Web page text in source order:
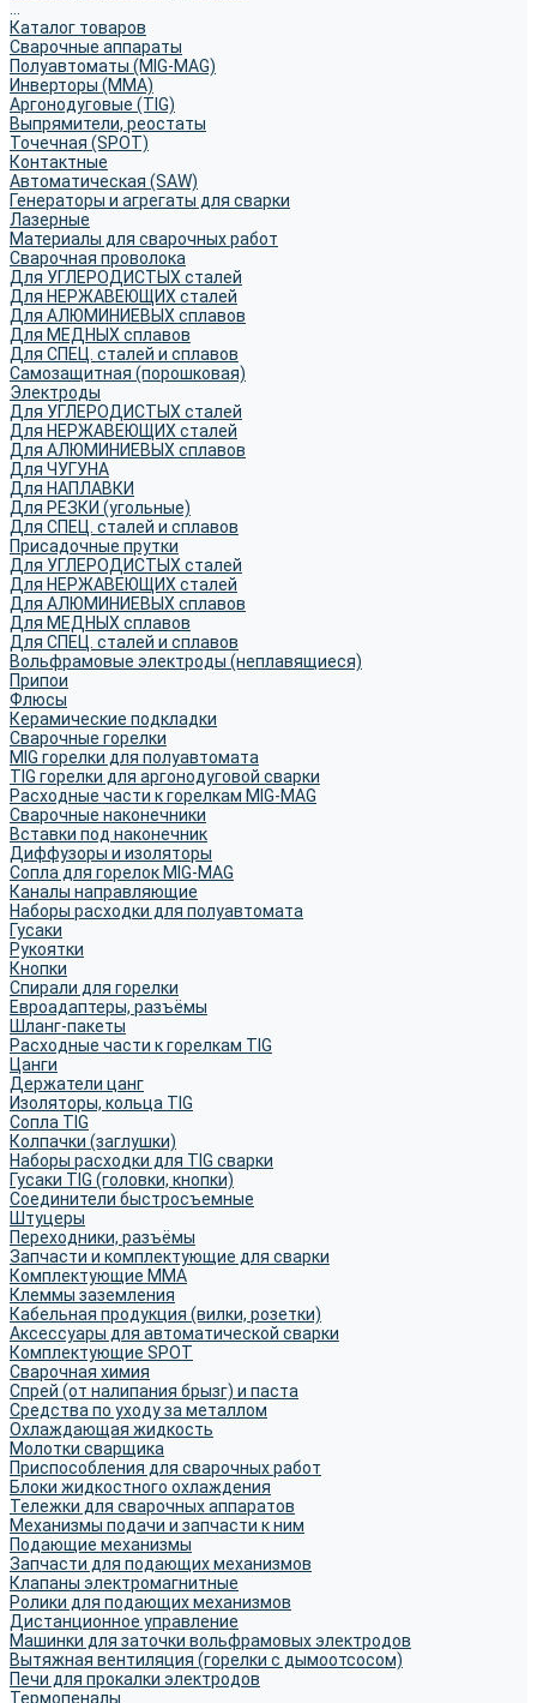
Каталог товаров
Сварочные аппараты
Полуавтоматы (MIG-MAG)
Инверторы (MMA)
Аргонодуговые (TIG)
Выпрямители, реостаты
Точечная (SPOT)
Контактные
Автоматическая (SAW)
Генераторы и агрегаты для сварки
Лазерные
Материалы для сварочных работ
Сварочная проволока
Для УГЛЕРОДИСТЫХ сталей
Для НЕРЖАВЕЮЩИХ сталей
Для АЛЮМИНИЕВЫХ сплавов
Для МЕДНЫХ сплавов
Для СПЕЦ. сталей и сплавов
Самозащитная (порошковая)
Электроды
Для УГЛЕРОДИСТЫХ сталей
Для НЕРЖАВЕЮЩИХ сталей
Для АЛЮМИНИЕВЫХ сплавов
Для ЧУГУНА
Для НАПЛАВКИ
Для РЕЗКИ (угольные)
Для СПЕЦ. сталей и сплавов
Присадочные прутки
Для УГЛЕРОДИСТЫХ сталей
Для НЕРЖАВЕЮЩИХ сталей
Для АЛЮМИНИЕВЫХ сплавов
Для МЕДНЫХ сплавов
Для СПЕЦ. сталей и сплавов
Вольфрамовые электроды (неплавящиеся)
Припои
Флюсы
Керамические подкладки
Сварочные горелки
MIG горелки для полуавтомата
TIG горелки для аргонодуговой сварки
Расходные части к горелкам MIG-MAG
Сварочные наконечники
Вставки под наконечник
Диффузоры и изоляторы
Сопла для горелок MIG-MAG
Каналы направляющие
Наборы расходки для полуавтомата
Гусаки
Рукоятки
Кнопки
Спирали для горелки
Евроадаптеры, разъёмы
Шланг-пакеты
Расходные части к горелкам TIG
Цанги
Держатели цанг
Изоляторы, кольца TIG
Сопла TIG
Колпачки (заглушки)
Наборы расходки для TIG сварки
Гусаки TIG (головки, кнопки)
Соединители быстросъемные
Штуцеры
Переходники, разъёмы
Запчасти и комплектующие для сварки
Комплектующие ММА
Клеммы заземления
Кабельная продукция (вилки, розетки)
Аксессуары для автоматической сварки
Комплектующие SPOT
Сварочная химия
Спрей (от налипания брызг) и паста
Средства по уходу за металлом
Охлаждающая жидкость
Молотки сварщика
Приспособления для сварочных работ
Блоки жидкостного охлаждения
Тележки для сварочных аппаратов
Механизмы подачи и запчасти к ним
Подающие механизмы
Запчасти для подающих механизмов
Клапаны электромагнитные
Ролики для подающих механизмов
Дистанционное управление
Машинки для заточки вольфрамовых электродов
Вытяжная вентиляция (горелки с дымоотсосом)
Печи для прокалки электродов
Термопеналы